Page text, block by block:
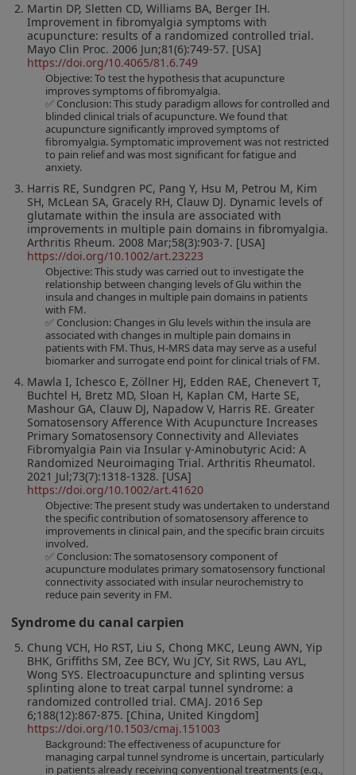
Martin DP, Sletten CD, Williams BA, Berger IH.
Improvement in fibromyalgia symptoms with
acupuncture: results of a randomized controlled trial.
Mayo Clin Proc. 2006 Jun;81(6):749-57. [USA]
https://doi.org/10.4065/81.6.749
Objective: To test the hypothesis that acupuncture
improves symptoms of fibromyalgia.
✅ Conclusion: This study paradigm allows for controlled and
blinded clinical trials of acupuncture. We found that
acupuncture significantly improved symptoms of
fibromyalgia. Symptomatic improvement was not restricted
to pain relief and was most significant for fatigue and
anxiety.
Harris RE, Sundgren PC, Pang Y, Hsu M, Petrou M, Kim
SH, McLean SA, Gracely RH, Clauw DJ. Dynamic levels of
glutamate within the insula are associated with
improvements in multiple pain domains in fibromyalgia.
Arthritis Rheum. 2008 Mar;58(3):903-7. [USA]
https://doi.org/10.1002/art.23223
Objective: This study was carried out to investigate the
relationship between changing levels of Glu within the
insula and changes in multiple pain domains in patients
with FM.
✅ Conclusion: Changes in Glu levels within the insula are
associated with changes in multiple pain domains in
patients with FM. Thus, H-MRS data may serve as a useful
biomarker and surrogate end point for clinical trials of FM.
Mawla I, Ichesco E, Zöllner HJ, Edden RAE, Chenevert T,
Buchtel H, Bretz MD, Sloan H, Kaplan CM, Harte SE,
Mashour GA, Clauw DJ, Napadow V, Harris RE. Greater
Somatosensory Afference With Acupuncture Increases
Primary Somatosensory Connectivity and Alleviates
Fibromyalgia Pain via Insular γ-Aminobutyric Acid: A
Randomized Neuroimaging Trial. Arthritis Rheumatol.
2021 Jul;73(7):1318-1328. [USA]
https://doi.org/10.1002/art.41620
Objective: The present study was undertaken to understand
the specific contribution of somatosensory afference to
improvements in clinical pain, and the specific brain circuits
involved.
✅ Conclusion: The somatosensory component of
acupuncture modulates primary somatosensory functional
connectivity associated with insular neurochemistry to
reduce pain severity in FM.
Syndrome du canal carpien
Chung VCH, Ho RST, Liu S, Chong MKC, Leung AWN, Yip
BHK, Griffiths SM, Zee BCY, Wu JCY, Sit RWS, Lau AYL,
Wong SYS. Electroacupuncture and splinting versus
splinting alone to treat carpal tunnel syndrome: a
randomized controlled trial. CMAJ. 2016 Sep
6;188(12):867-875. [China, United Kingdom]
https://doi.org/10.1503/cmaj.151003
Background: The effectiveness of acupuncture for
managing carpal tunnel syndrome is uncertain, particularly
in patients already receiving conventional treatments (e.g.,